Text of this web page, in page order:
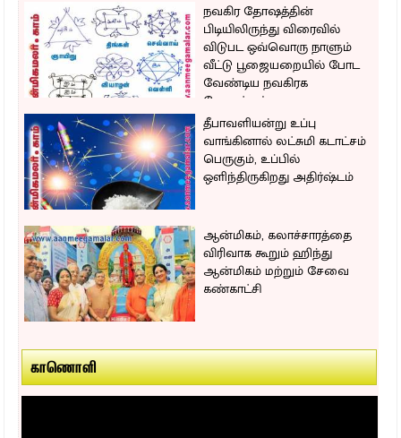
நவகிர தோஷத்தின்
பிடியிலிருந்து விரைவில்
விடுபட ஒவ்வொரு நாளும்
வீட்டு பூஜையறையில் போட
வேண்டிய நவகிரக
கோலங்கள்
தீபாவளியன்று உப்பு
வாங்கினால் லட்சுமி கடாட்சம்
பெருகும், உப்பில்
ஒளிந்திருகிறது அதிர்ஷ்டம்
ஆன்மிகம், கலாச்சாரத்தை
விரிவாக கூறும் ஹிந்து
ஆன்மிகம் மற்றும் சேவை
கண்காட்சி
காணொளி